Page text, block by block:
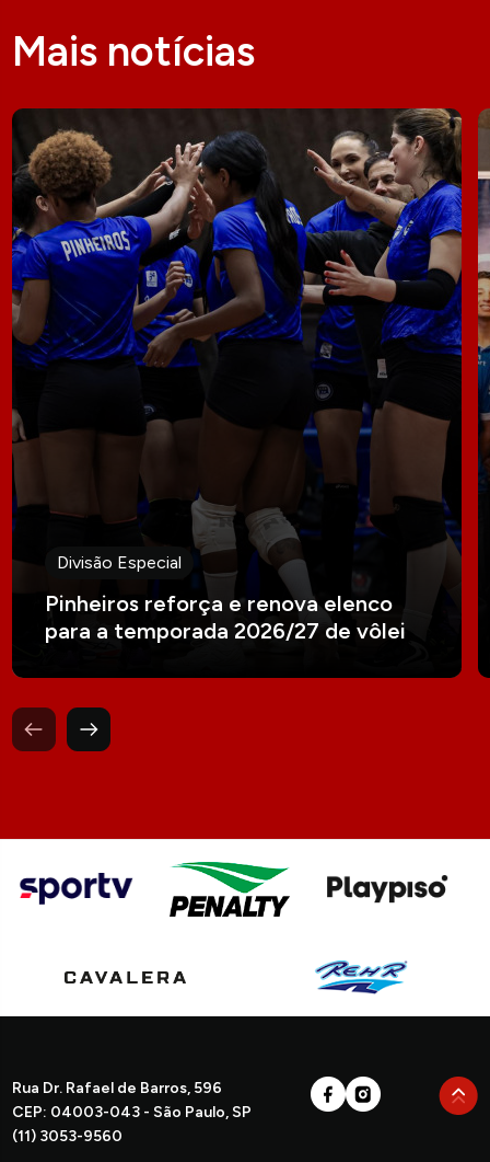
Mais notícias
Divisão Especial
Pinheiros reforça e renova elenco
para a temporada 2026/27 de vôlei
Rua Dr. Rafael de Barros, 596
CEP: 04003-043 - São Paulo, SP
(11) 3053-9560